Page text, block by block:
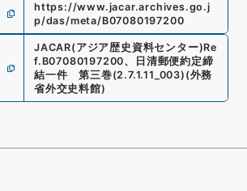
https://www.jacar.archives.go.j
p/das/meta/B07080197200
JACAR(アジア歴史資料センター)Re
f. B07080197200、
日清郵便約定締
結一件 第三巻(2.7.1.11_003) (外務
省外交史料館)